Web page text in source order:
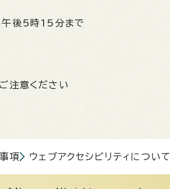
後5時15分まで
注意ください
項 ウェブアクセシビリティについて